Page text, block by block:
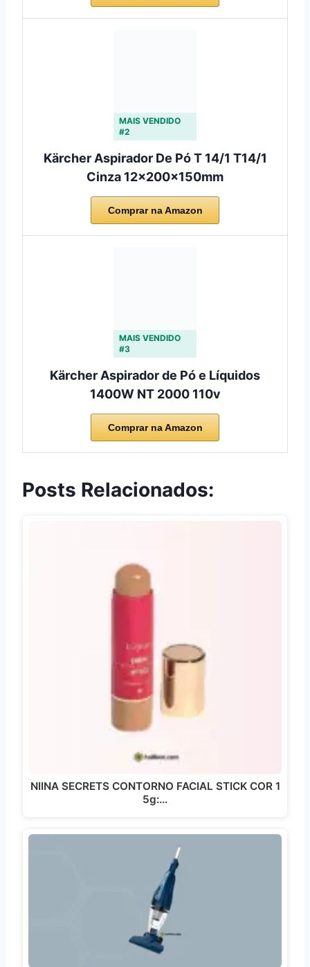
MAIS VENDIDO
#2
Kärcher Aspirador De Pó T 14/1 T14/1
Cinza 12x200x150mm
Comprar na Amazon
MAIS VENDIDO
#3
Kärcher Aspirador de Pó e Líquidos
1400W NT 2000 110v
Comprar na Amazon
Posts Relacionados:
NIINA SECRETS CONTORNO FACIAL STICK COR 1
5g:…